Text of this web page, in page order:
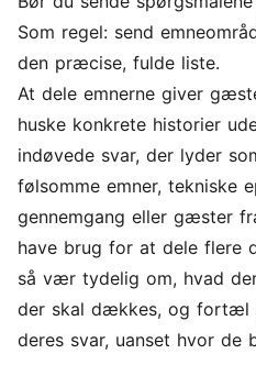
Som regel: send
den præcise, fulde liste.
At dele emnerne giver
huske konkrete historier
indøvede svar, der lyder
følsomme emner, tekniske
gennemgang eller gæster
have brug for at dele flere
så vær tydelig om, hvad
der skal dækkes, og fortæl
deres svar, uanset hvor de